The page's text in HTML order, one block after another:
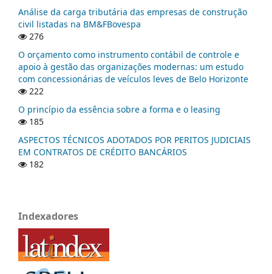
Análise da carga tributária das empresas de construção
civil listadas na BM&FBovespa
276
O orçamento como instrumento contábil de controle e
apoio à gestão das organizações modernas: um estudo
com concessionárias de veículos leves de Belo Horizonte
222
O princípio da essência sobre a forma e o leasing
185
ASPECTOS TÉCNICOS ADOTADOS POR PERITOS JUDICIAIS
EM CONTRATOS DE CRÉDITO BANCÁRIOS
182
Indexadores